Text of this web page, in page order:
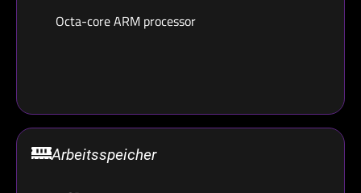
Octa-core ARM processor
Arbeitsspeicher